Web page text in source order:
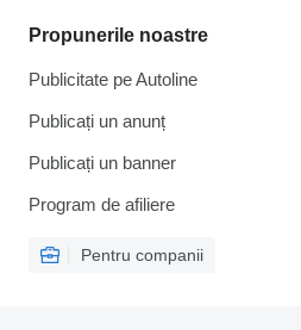
Propunerile noastre
Publicitate pe Autoline
Publicați un anunț
Publicați un banner
Program de afiliere
Pentru companii